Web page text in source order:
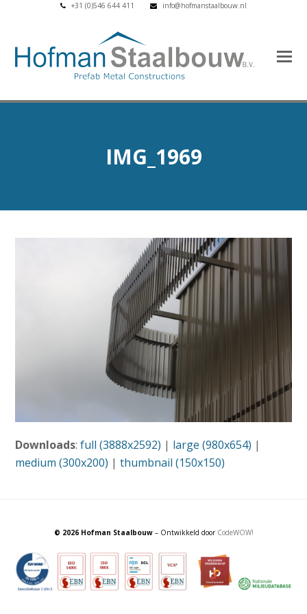
+31 (0)546 644 411 info@hofmanstaalbouw.nl
IMG_1969
Downloads:full (3888x2592) | large (980x654) |
medium (300x200) |thumbnail (150x150)
© 2026 Hofman Staalbouw– Ontwikkeld door CodeWOW!